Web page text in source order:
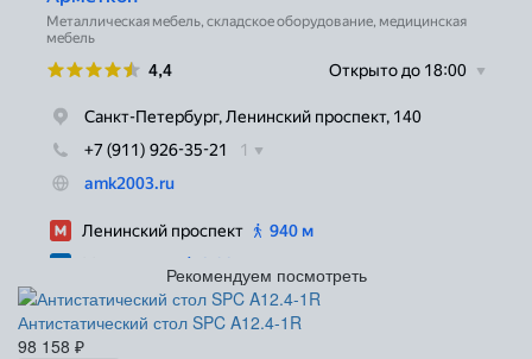
Рекомендуем посмотреть
Антистатический стол SPC A12.4-1R
98 158 ₽